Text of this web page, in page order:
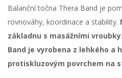
Balanční točna Thera Band je
rovnováhy, koordinace a stability.
základnu s masážními
Band je vyrobena z lehkého a
protiskluzovým povrchem na